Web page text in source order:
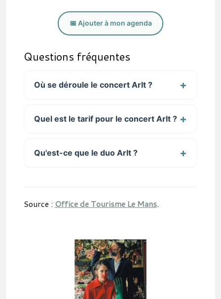
📅 Ajouter à mon agenda
Questions fréquentes
Où se déroule le concert Arlt ?
Quel est le tarif pour le concert Arlt ?
Qu'est-ce que le duo Arlt ?
Source : Office de Tourisme Le Mans.